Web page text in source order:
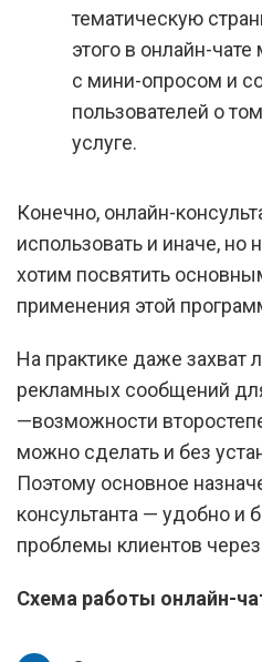
тематическую
этого в онлайн-
с мини-опросом и
пользователей о
услуге.
Конечно, онлайн-
использовать и иначе,
хотим посвятить
применения этой
На практике даже захват
рекламных сообщений
—возможности
можно сделать и без
Поэтому основное
консультанта — удобно и
проблемы клиентов
Схема работы онлайн-